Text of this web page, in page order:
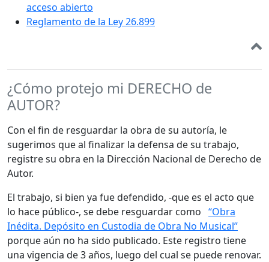
acceso abierto
Reglamento de la Ley 26.899
¿Cómo protejo mi DERECHO de
AUTOR?
Con el fin de resguardar la obra de su autoría, le
sugerimos que al finalizar la defensa de su trabajo,
registre su obra en la Dirección Nacional de Derecho de
Autor.
El trabajo, si bien ya fue defendido, -que es el acto que
lo hace público-, se debe resguardar como “Obra
Inédita. Depósito en Custodia de Obra No Musical”
porque aún no ha sido publicado. Este registro tiene
una vigencia de 3 años, luego del cual se puede renovar.